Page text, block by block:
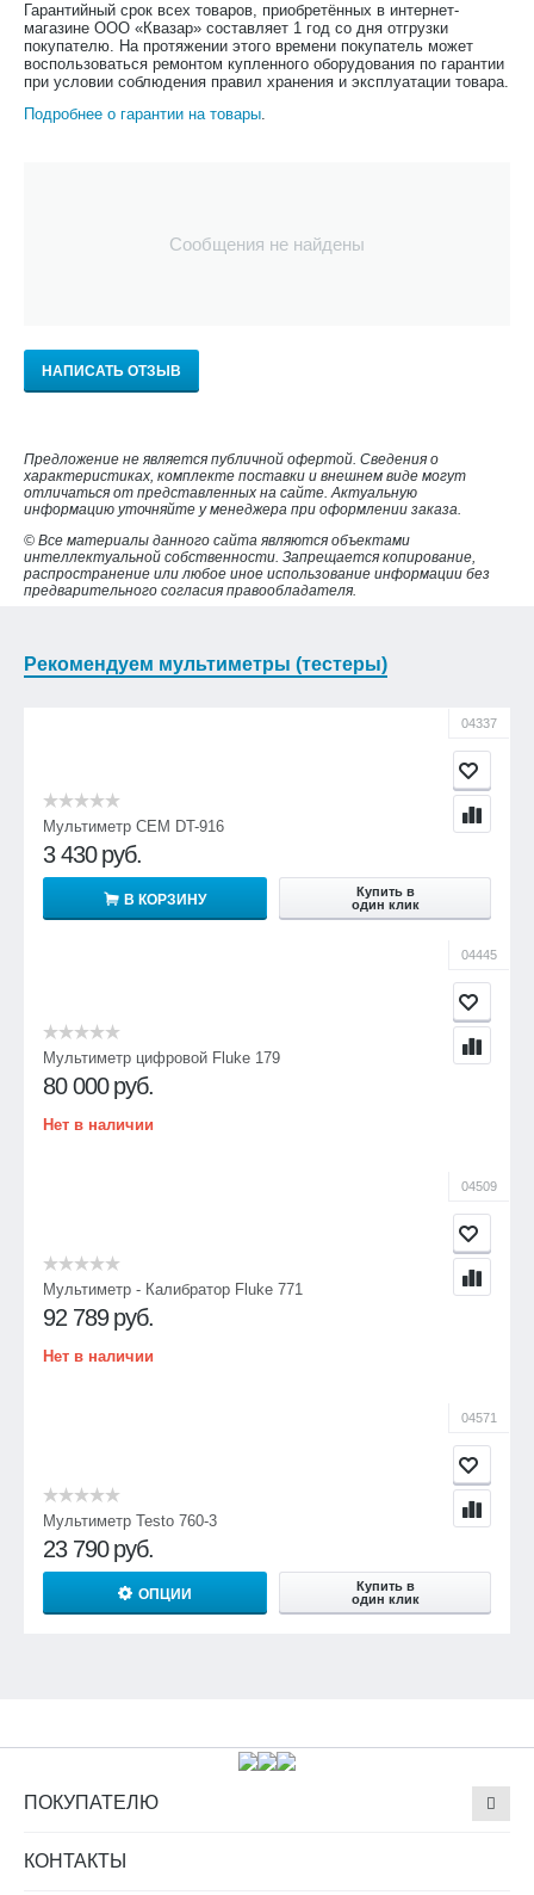
Гарантийный срок всех товаров, приобретённых в интернет-
магазине ООО «Квазар» составляет 1 год со дня отгрузки
покупателю. На протяжении этого времени покупатель может
воспользоваться ремонтом купленного оборудования по гарантии
при условии соблюдения правил хранения и эксплуатации товара.
Подробнее о гарантии на товары.
Сообщения не найдены
НАПИСАТЬ ОТЗЫВ
Предложение не является публичной офертой. Сведения о
характеристиках, комплекте поставки и внешнем виде могут
отличаться от представленных на сайте. Актуальную
информацию уточняйте у менеджера при оформлении заказа.
© Все материалы данного сайта являются объектами
интеллектуальной собственности. Запрещается копирование,
распространение или любое иное использование информации без
предварительного согласия правообладателя.
Рекомендуем мультиметры (тестеры)
04337
Мультиметр CEM DT-916
3 430 руб.
В КОРЗИНУ
Купить в
один клик
04445
Мультиметр цифровой Fluke 179
80 000 руб.
Нет в наличии
04509
Мультиметр - Калибратор Fluke 771
92 789 руб.
Нет в наличии
04571
Мультиметр Testo 760-3
23 790 руб.
ОПЦИИ
Купить в
один клик
ПОКУПАТЕЛЮ
КОНТАКТЫ